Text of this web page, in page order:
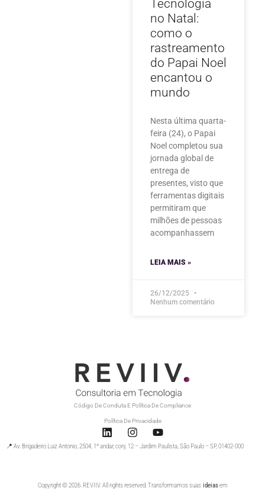
Tecnologia
no Natal:
como o
rastreamento
do Papai Noel
encantou o
mundo
Nesta última quarta-
feira (24), o Papai
Noel completou sua
jornada global de
entrega de
presentes, visto que
ferramentas digitais
permitiram que
milhões de pessoas
acompanhassem
LEIA MAIS »
26/12/2025
Nenhum comentário
Código De Conduta E Política De Compliance
Política De Privacidade
📍 Av. Brigadeiro Luiz Antonio, 2504, 1º andar, conj. 12 – Jardim Paulista, São Paulo – SP, 01402-000
Copyright © 2026. REVIIV. All rights reserved. Transformamos suasideiasem